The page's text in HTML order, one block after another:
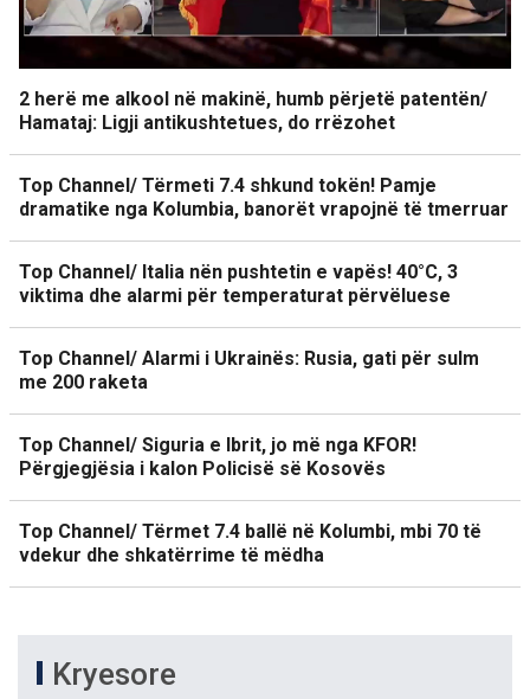
2 herë me alkool në makinë, humb përjetë patentën/
Hamataj: Ligji antikushtetues, do rrëzohet
Top Channel/ Tërmeti 7.4 shkund tokën! Pamje
dramatike nga Kolumbia, banorët vrapojnë të tmerruar
Top Channel/ Italia nën pushtetin e vapës! 40°C, 3
viktima dhe alarmi për temperaturat përvëluese
Top Channel/ Alarmi i Ukrainës: Rusia, gati për sulm
me 200 raketa
Top Channel/ Siguria e Ibrit, jo më nga KFOR!
Përgjegjësia i kalon Policisë së Kosovës
Top Channel/ Tërmet 7.4 ballë në Kolumbi, mbi 70 të
vdekur dhe shkatërrime të mëdha
Kryesore